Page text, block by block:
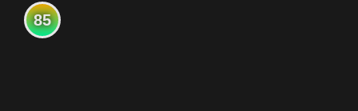
85